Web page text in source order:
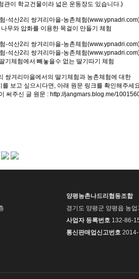
관이 학교건물이라 넓은 운동장도 있습니다.)
나무와 압화를 이용한 목걸이 만들기 체험
기체험에서 빼놓을수 없는 딸기따기 체험
쌍겨리마을에서의 딸기체험과 농촌체험에 대한
를 보고 싶으시다면, 아래 원문 링크를 확인해주세
써주신 글 원문 : http://jangmars.blog.me/
양평농촌나드리협동조합
경기도 양평군 양평읍 농
사업자 등록번호 132-86-
통신판매업신고번호